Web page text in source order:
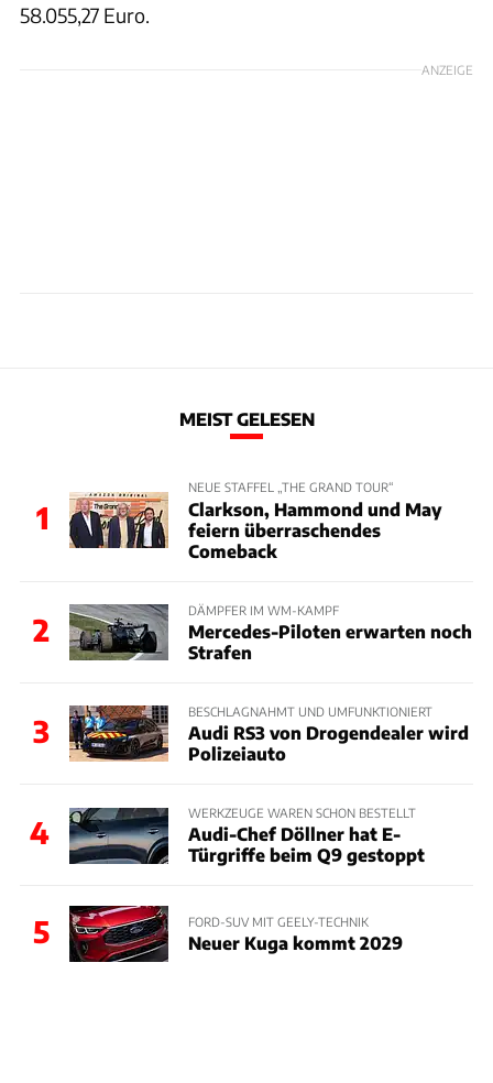
58.055,27 Euro.
ANZEIGE
MEIST GELESEN
1
NEUE STAFFEL „THE GRAND TOUR“
Clarkson, Hammond und May
feiern überraschendes
Comeback
2
DÄMPFER IM WM-KAMPF
Mercedes-Piloten erwarten noch
Strafen
3
BESCHLAGNAHMT UND UMFUNKTIONIERT
Audi RS3 von Drogendealer wird
Polizeiauto
4
WERKZEUGE WAREN SCHON BESTELLT
Audi-Chef Döllner hat E-
Türgriffe beim Q9 gestoppt
5 FORD-SUV MIT GEELY-TECHNIK
Neuer Kuga kommt 2029